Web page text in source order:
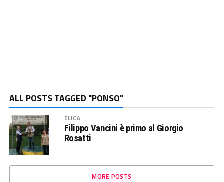
ALL POSTS TAGGED "PONSO"
ELICA
Filippo Vancini è primo al Giorgio
Rosatti
MORE POSTS